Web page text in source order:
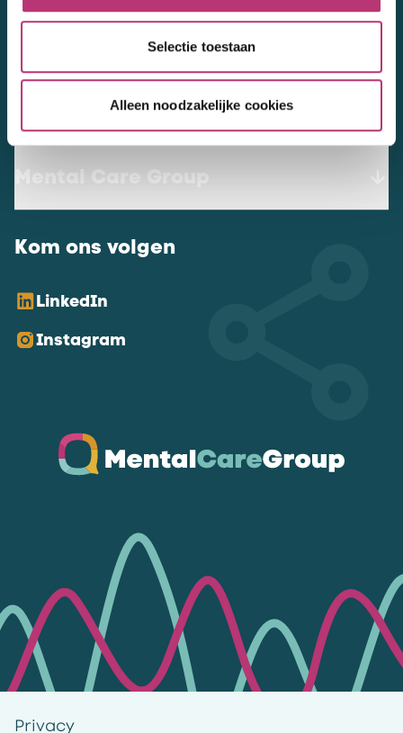
Selectie toestaan
Alleen noodzakelijke cookies
NL Mental Care Group B.V.:
Vacatures
Mental Care Group
Kom ons volgen
LinkedIn
Instagram
Privacy